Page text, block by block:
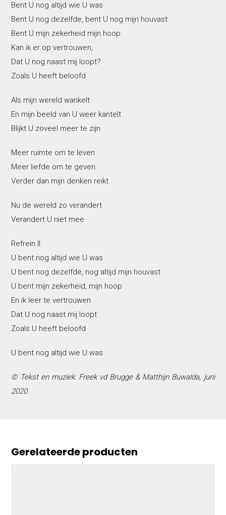
Bent U nog altijd wie U was
Bent U nog dezelfde, bent U nog mijn houvast
Bent U mijn zekerheid mijn hoop
Kan ik er op vertrouwen,
Dat U nog naast mij loopt?
Zoals U heeft beloofd
Als mijn wereld wankelt
En mijn beeld van U weer kantelt
Blijkt U zoveel meer te zijn
Meer ruimte om te leven
Meer liefde om te geven
Verder dan mijn denken reikt
Nu de wereld zo verandert
Verandert U niet mee
Refrein II
U bent nog altijd wie U was
U bent nog dezelfde, nog altijd mijn houvast
U bent mijn zekerheid, mijn hoop
En ik leer te vertrouwen
Dat U nog naast mij loopt
Zoals U heeft beloofd
U bent nog altijd wie U was
© Tekst en muziek: Freek vd Brugge & Matthijn Buwalda, juni
2020
Gerelateerde producten